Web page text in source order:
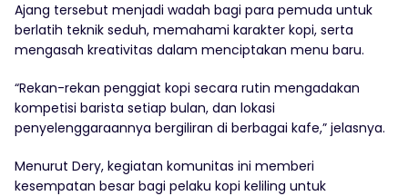
Ajang tersebut menjadi wadah bagi para pemuda untuk
berlatih teknik seduh, memahami karakter kopi, serta
mengasah kreativitas dalam menciptakan menu baru.
“Rekan-rekan penggiat kopi secara rutin mengadakan
kompetisi barista setiap bulan, dan lokasi
penyelenggaraannya bergiliran di berbagai kafe,” jelasnya.
Menurut Dery, kegiatan komunitas ini memberi
kesempatan besar bagi pelaku kopi keliling untuk